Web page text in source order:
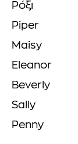
Ρόξι
Piper
Maisy
Eleanor
Beverly
Sally
Penny